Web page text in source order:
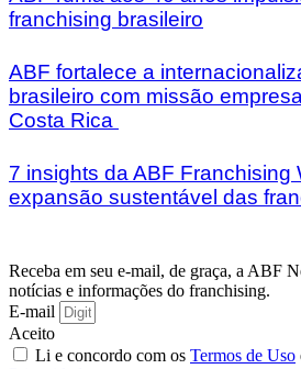
franchising brasileiro
ABF fortalece a
brasileiro com missão
Costa Rica
7 insights da ABF Franchising
expansão sustentável das
Receba em seu e-mail, de graça, a ABF
notícias e informações do franchising.
E-mail
Aceito
Li e concordo com os Termos de Uso